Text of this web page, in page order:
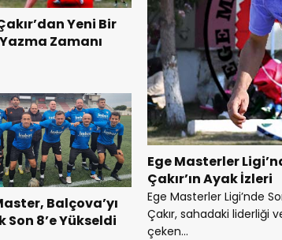
Yeni Bir
Zamanı
Ege Masterler
Çakır’ın Ayak İzleri
Ege Masterler Ligi’nde
Çakır, sahadaki liderliği
çeken...
Balçova’yı
Son 8’e Yükseldi